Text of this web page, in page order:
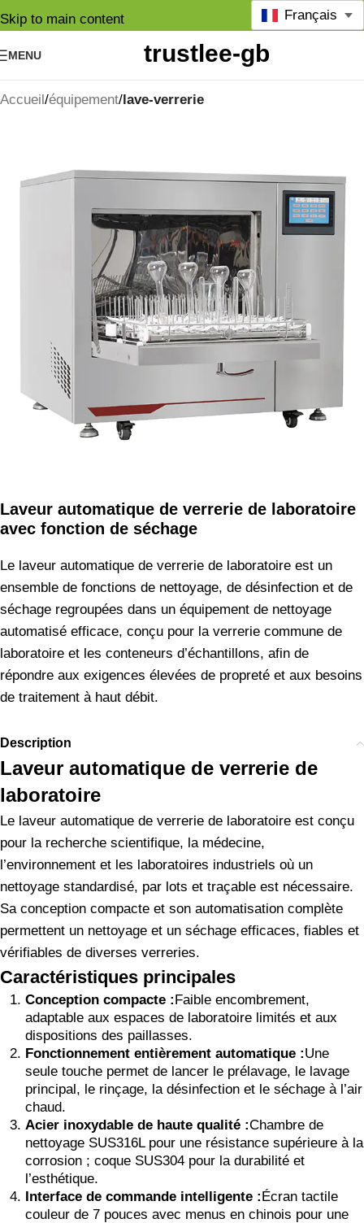
Skip to main content
MENU
Français
Accueil équipement lave-verrerie
Laveur automatique de verrerie de laboratoire
avec fonction de séchage
Le laveur automatique de verrerie de laboratoire est un
ensemble de fonctions de nettoyage, de désinfection et de
séchage regroupées dans un équipement de nettoyage
automatisé efficace, conçu pour la verrerie commune de
laboratoire et les conteneurs d’échantillons, afin de
répondre aux exigences élevées de propreté et aux besoins
de traitement à haut débit.
Description
Laveur automatique de verrerie de
laboratoire
Le laveur automatique de verrerie de laboratoire est conçu
pour la recherche scientifique, la médecine,
l’environnement et les laboratoires industriels où un
nettoyage standardisé, par lots et traçable est nécessaire.
Sa conception compacte et son automatisation complète
permettent un nettoyage et un séchage efficaces, fiables et
vérifiables de diverses verreries.
Caractéristiques principales
Conception compacte :Faible encombrement,
adaptable aux espaces de laboratoire limités et aux
dispositions des paillasses.
Fonctionnement entièrement automatique :Une
seule touche permet de lancer le prélavage, le lavage
principal, le rinçage, la désinfection et le séchage à l’air
chaud.
Acier inoxydable de haute qualité :Chambre de
nettoyage SUS316L pour une résistance supérieure à la
corrosion ; coque SUS304 pour la durabilité et
l’esthétique.
Interface de commande intelligente :Écran tactile
couleur de 7 pouces avec menus en chinois pour une